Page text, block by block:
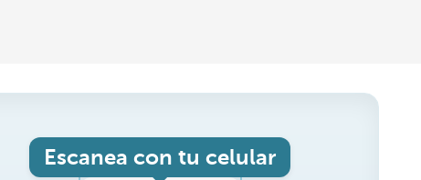
Escanea con tu celular